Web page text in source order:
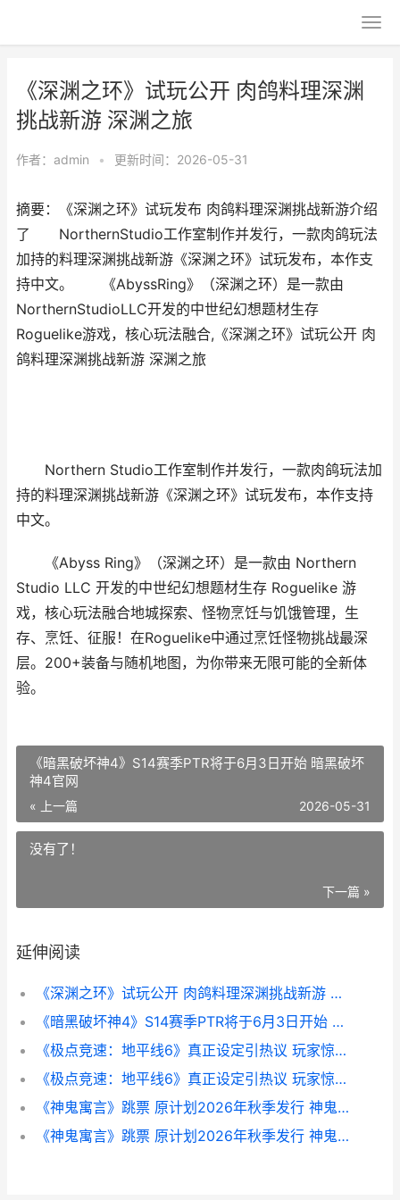
《深渊之环》试玩公开 肉鸽料理深渊
挑战新游 深渊之旅
作者： admin • 更新时间：2026-05-31
摘要：《深渊之环》试玩发布 肉鸽料理深渊挑战新游介绍
了 NorthernStudio工作室制作并发行，一款肉鸽玩法
加持的料理深渊挑战新游《深渊之环》试玩发布，本作支
持中文。 《AbyssRing》（深渊之环）是一款由
NorthernStudioLLC开发的中世纪幻想题材生存
Roguelike游戏，核心玩法融合,《深渊之环》试玩公开 肉
鸽料理深渊挑战新游 深渊之旅
Northern Studio工作室制作并发行，一款肉鸽玩法加
持的料理深渊挑战新游《深渊之环》试玩发布，本作支持
中文。
《Abyss Ring》（深渊之环）是一款由 Northern
Studio LLC 开发的中世纪幻想题材生存 Roguelike 游
戏，核心玩法融合地城探索、怪物烹饪与饥饿管理，生
存、烹饪、征服！在Roguelike中通过烹饪怪物挑战最深
层。200+装备与随机地图，为你带来无限可能的全新体
验。
《暗黑破坏神4》S14赛季PTR将于6月3日开始 暗黑破坏
神4官网
« 上一篇 2026-05-31
没有了！
下一篇 »
延伸阅读
《深渊之环》试玩公开 肉鸽料理深渊挑战新游 深渊之旅
《暗黑破坏神4》S14赛季PTR将于6月3日开始 暗黑破坏神4官网
《极点竞速：地平线6》真正设定引热议 玩家惊叹轮胎磨损太过真正 什么是极点体育
《极点竞速：地平线6》真正设定引热议 玩家惊叹轮胎磨损太过真正 极速竞技电影
《神鬼寓言》跳票 原计划2026年秋季发行 神鬼寓言2021
《神鬼寓言》跳票 原计划2026年秋季发行 神鬼寓言攻略精心整理